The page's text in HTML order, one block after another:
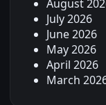
August
July 2026
June 2026
May 2026
April 2026
March